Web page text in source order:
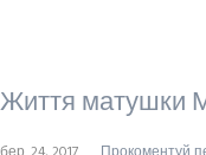
Життя матушки